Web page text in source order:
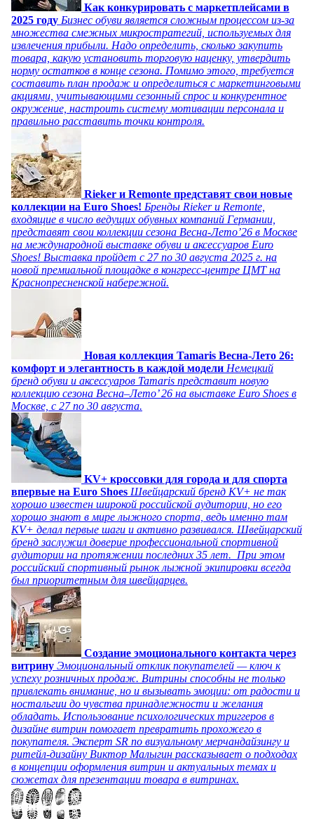
Как конкурировать с маркетплейсами в
2025 году Бизнес обуви является сложным процессом из-за
множества смежных микростратегий, используемых для
извлечения прибыли. Надо определить, сколько закупить
товара, какую установить торговую наценку, утвердить
норму остатков в конце сезона. Помимо этого, требуется
составить план продаж и определиться с маркетинговыми
акциями, учитывающими сезонный спрос и конкурентное
окружение, настроить систему мотивации персонала и
правильно расставить точки контроля.
Rieker и Remonte представят свои новые
коллекции на Euro Shoes! Бренды Rieker и Remonte,
входящие в число ведущих обувных компаний Германии,
представят свои коллекции сезона Весна-Лето’26 в Москве
на международной выставке обуви и аксессуаров Euro
Shoes! Выставка пройдет c 27 по 30 августа 2025 г. на
новой премиальной площадке в конгресс-центре ЦМТ на
Краснопресненской набережной.
Новая коллекция Tamaris Весна-Лето 26:
комфорт и элегантность в каждой модели Немецкий
бренд обуви и аксессуаров Tamaris представит новую
коллекцию сезона Весна–Лето’ 26 на выставке Euro Shoes в
Москве, с 27 по 30 августа.
KV+ кроссовки для города и для спорта
впервые на Euro Shoes Швейцарский бренд KV+ не так
хорошо известен широкой российской аудитории, но его
хорошо знают в мире лыжного спорта, ведь именно там
KV+ делал первые шаги и активно развивался. Швейцарский
бренд заслужил доверие профессиональной спортивной
аудитории на протяжении последних 35 лет. При этом
российский спортивный рынок лыжной экипировки всегда
был приоритетным для швейцарцев.
Создание эмоционального контакта через
витрину Эмоциональный отклик покупателей — ключ к
успеху розничных продаж. Витрины способны не только
привлекать внимание, но и вызывать эмоции: от радости и
ностальгии до чувства принадлежности и желания
обладать. Использование психологических триггеров в
дизайне витрин помогает превратить прохожего в
покупателя. Эксперт SR по визуальному мерчандайзингу и
ритейл-дизайну Виктор Малыгин рассказывает о подходах
в концепции оформления витрин и актуальных темах и
сюжетах для презентации товара в витринах.